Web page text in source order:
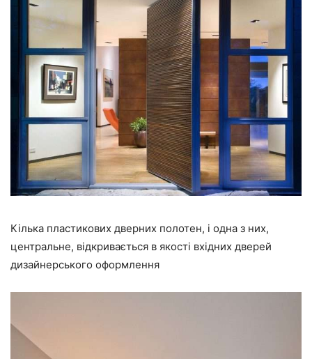
Кілька пластикових дверних полотен, і одна з них,
центральне, відкривається в якості вхідних дверей
дизайнерського оформлення